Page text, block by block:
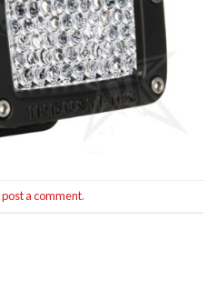
post a comment.